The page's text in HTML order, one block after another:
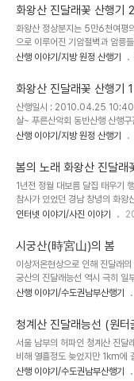
에서 대부분 보냈..
화왕산 진달래꽃 산행기 2
화왕산 정상분지는 5만6천여평
으로 이루어진 기암절벽과 암릉
이루고 있으며 삼국시대 비화가
락지....진달래 군락지가 화려한
다. 동문에서 성곽을 따라 올라
보인다. 동문과 우물 뒤편으로 높
재 참사에 인사사고가 많았던 "
고원을 지나다 보니 어느새 정
에는 여린 진달래들이 사면 곳곳
산행 이야기/지방 원정 산행기
화왕산 진달래꽃 산행기 1
산행일시 : 2010.04.25 10:40
살~ 푸른산악회 동반산행 산행
청간재 - 진달래능선 - 화왕산
로 인한 참사가 있었던 억새의 고
홍의장군 곽재우의 흔적을 담고
봄이면 붉은 진달래 흐드러진 능
기가 불량했던 올해에는 예년의
는 못한것 같다. 화왕산 개념도를
도..
산행 이야기/지방 원정 산행기
봄의 노래 화왕산 진달래
1년전 정월 대보름 달집 태우기
참사가 있었던 경남 창녕의 화왕
몰고 왔다.하지만 1년전 사고의
리를 지키고 있었다. 관룡산 오
구현산 능선 허준셋트장 앞의 진
지 진달래 빛깔이 곱지못하고.....
이 피어난 진달래들이 ..... 화왕
피어난 진달래..... 안부에는 제법
가 예년처럼 붉게 피..
인터넷 이야기/사진 이야기
시궁산(時宮山)의 봄
이상저온현상으로 인해 진달래
궁산의 진달래능선 역시 극히 일
더디게 찾아오는 봄에도 등산로
514m의 육산으로 산정상에 선
설을 간직한 곳으로서 정상에서
는 가히 일품이어서 "어비낙조(
여 용인팔경중 제2절경으로 알
리-삼봉산-시궁산-471봉-애덕
산행 이야기/수도권남부산행기
청계산 진달래능선 (원터
서울 남부의 허파인 청계산 진달
비해 열흘정도 늦었지만 1km에
래꽃 길.....지난 주말(04.10 토)
산행 이야기/수도권남부산행기